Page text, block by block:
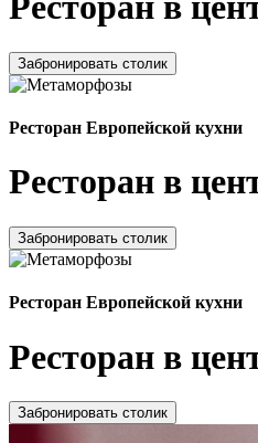
Забронировать столик
Ресторан Европейской кухни
Ресторан в
Забронировать столик
Ресторан Европейской кухни
Ресторан в
Забронировать столик